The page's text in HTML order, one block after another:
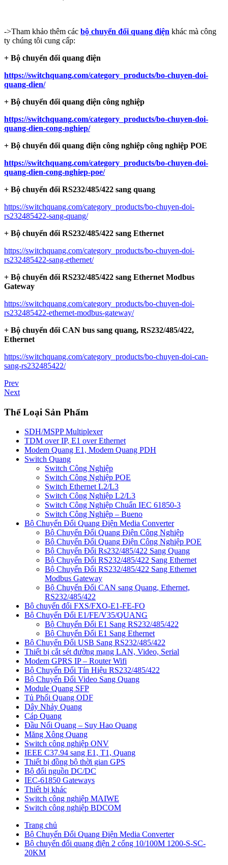
->Tham khảo thêm các bộ chuyển đổi quang điện khác mà công
ty chúng tôi cung cấp:
+ Bộ chuyển đổi quang điện
https://switchquang.com/category_products/bo-chuyen-doi-
quang-dien/
+ Bộ chuyển đổi quang điện công nghiệp
https://switchquang.com/category_products/bo-chuyen-doi-
quang-dien-cong-nghiep/
+ Bộ chuyển đổi quang điện công nghiệp công nghiệp POE
https://switchquang.com/category_products/bo-chuyen-doi-
quang-dien-cong-nghiep-poe/
+ Bộ chuyển đổi RS232/485/422 sang quang
https://switchquang.com/category_products/bo-chuyen-doi-
rs232485422-sang-quang/
+ Bộ chuyển đổi RS232/485/422 sang Ethernet
https://switchquang.com/category_products/bo-chuyen-doi-
rs232485422-sang-ethernet/
+ Bộ chuyển đổi RS232/485/422 sang Ethernet Modbus
Gateway
https://switchquang.com/category_products/bo-chuyen-doi-
rs232485422-ethernet-modbus-gateway/
+ Bộ chuyển đổi CAN bus sang quang, RS232/485/422,
Ethernet
https://switchquang.com/category_products/bo-chuyen-doi-can-
sang-rs232485422/
Prev
Next
Thể Loại Sản Phẩm
SDH/MSPP Multiplexer
TDM over IP, E1 over Ethernet
Modem Quang E1, Modem Quang PDH
Switch Quang
Switch Công Nghiệp
Switch Công Nghiệp POE
Switch Ethernet L2/L3
Switch Công Nghiệp L2/L3
Switch Công Nghiệp Chuẩn IEC 61850-3
Switch Công Nghiệp – Bueno
Bộ Chuyển Đổi Quang Điện Media Converter
Bộ Chuyển Đổi Quang Điện Công Nghiệp
Bộ Chuyển Đổi Quang Điện Công Nghiệp POE
Bộ Chuyển Đổi Rs232/485/422 Sang Quang
Bộ Chuyển Đổi RS232/485/422 Sang Ethernet
Bộ Chuyển Đổi RS232/485/422 Sang Ethernet
Modbus Gateway
Bộ Chuyển Đổi CAN sang Quang, Ethernet,
RS232/485/422
Bộ chuyển đổi FXS/FXO-E1-FE-FO
Bộ Chuyển Đổi E1/FE/V35/QUANG
Bộ Chuyển Đổi E1 Sang RS232/485/422
Bộ Chuyển Đổi E1 Sang Ethernet
Bộ Chuyển Đổi USB Sang RS232/485/422
Thiết bị cắt sét đường mạng LAN, Video, Serial
Modem GPRS IP – Router Wifi
Bộ Chuyển Đổi Tín Hiệu RS232/485/422
Bộ Chuyển Đổi Video Sang Quang
Module Quang SFP
Tủ Phối Quang ODF
Dây Nhảy Quang
Cáp Quang
Đầu Nối Quang – Suy Hao Quang
Măng Xông Quang
Switch công nghiệp ONV
IEEE C37.94 sang E1, T1, Quang
Thiết bị đồng bộ thời gian GPS
Bộ đổi nguồn DC/DC
IEC-61850 Gateways
Thiết bị khác
Switch công nghiệp MAIWE
Switch công nghiệp BDCOM
Trang chủ
Bộ Chuyển Đổi Quang Điện Media Converter
Bộ chuyển đổi quang điện 2 cổng 10/100M 1200-S-SC-
20KM